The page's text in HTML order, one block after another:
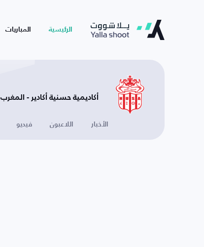
الرئيسية المباريات
أكاديمية حسنية أكادير - المغرب
الأخبار اللاعبون فيديو